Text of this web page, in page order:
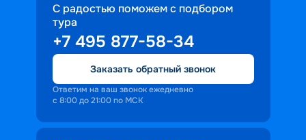
С радостью поможем с подбором
тура
+7 495 877-58-34
Заказать обратный звонок
Ответим на ваш звонок ежедневно
с 8:00 до 21:00 по МСК